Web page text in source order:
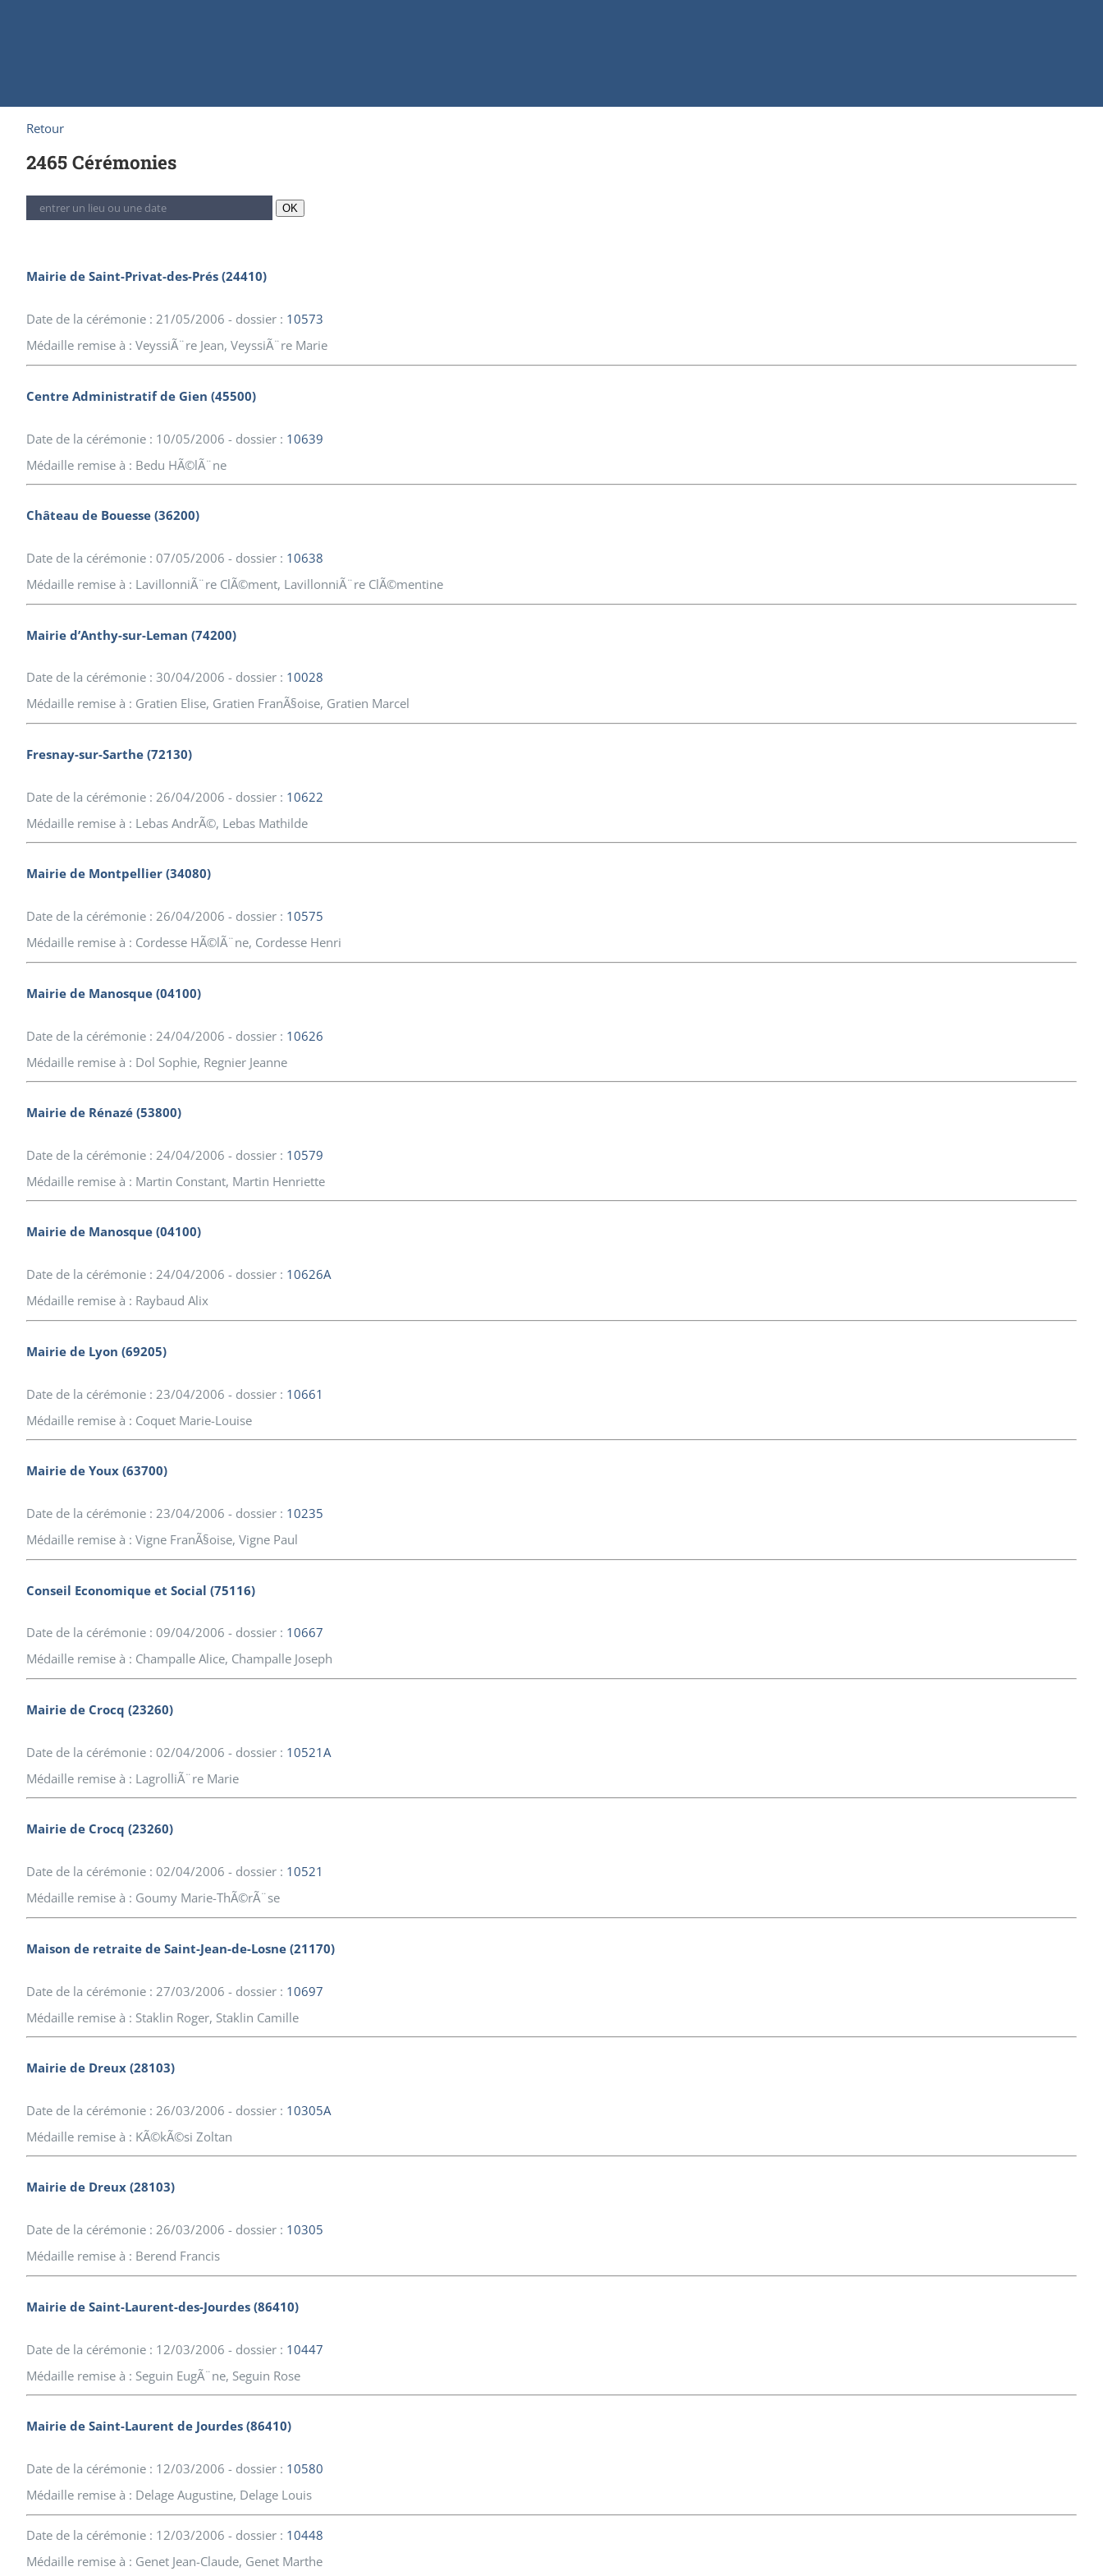
Retour
2465 Cérémonies
OK
Mairie de Saint-Privat-des-Prés (24410)
Date de la cérémonie : 21/05/2006 - dossier : 10573
Médaille remise à : VeyssiÃ¨re Jean, VeyssiÃ¨re Marie
Centre Administratif de Gien (45500)
Date de la cérémonie : 10/05/2006 - dossier : 10639
Médaille remise à : Bedu HÃ©lÃ¨ne
Château de Bouesse (36200)
Date de la cérémonie : 07/05/2006 - dossier : 10638
Médaille remise à : LavillonniÃ¨re ClÃ©ment, LavillonniÃ¨re ClÃ©mentine
Mairie d’Anthy-sur-Leman (74200)
Date de la cérémonie : 30/04/2006 - dossier : 10028
Médaille remise à : Gratien Elise, Gratien FranÃ§oise, Gratien Marcel
Fresnay-sur-Sarthe (72130)
Date de la cérémonie : 26/04/2006 - dossier : 10622
Médaille remise à : Lebas AndrÃ©, Lebas Mathilde
Mairie de Montpellier (34080)
Date de la cérémonie : 26/04/2006 - dossier : 10575
Médaille remise à : Cordesse HÃ©lÃ¨ne, Cordesse Henri
Mairie de Manosque (04100)
Date de la cérémonie : 24/04/2006 - dossier : 10626
Médaille remise à : Dol Sophie, Regnier Jeanne
Mairie de Rénazé (53800)
Date de la cérémonie : 24/04/2006 - dossier : 10579
Médaille remise à : Martin Constant, Martin Henriette
Mairie de Manosque (04100)
Date de la cérémonie : 24/04/2006 - dossier : 10626A
Médaille remise à : Raybaud Alix
Mairie de Lyon (69205)
Date de la cérémonie : 23/04/2006 - dossier : 10661
Médaille remise à : Coquet Marie-Louise
Mairie de Youx (63700)
Date de la cérémonie : 23/04/2006 - dossier : 10235
Médaille remise à : Vigne FranÃ§oise, Vigne Paul
Conseil Economique et Social (75116)
Date de la cérémonie : 09/04/2006 - dossier : 10667
Médaille remise à : Champalle Alice, Champalle Joseph
Mairie de Crocq (23260)
Date de la cérémonie : 02/04/2006 - dossier : 10521A
Médaille remise à : LagrolliÃ¨re Marie
Mairie de Crocq (23260)
Date de la cérémonie : 02/04/2006 - dossier : 10521
Médaille remise à : Goumy Marie-ThÃ©rÃ¨se
Maison de retraite de Saint-Jean-de-Losne (21170)
Date de la cérémonie : 27/03/2006 - dossier : 10697
Médaille remise à : Staklin Roger, Staklin Camille
Mairie de Dreux (28103)
Date de la cérémonie : 26/03/2006 - dossier : 10305A
Médaille remise à : KÃ©kÃ©si Zoltan
Mairie de Dreux (28103)
Date de la cérémonie : 26/03/2006 - dossier : 10305
Médaille remise à : Berend Francis
Mairie de Saint-Laurent-des-Jourdes (86410)
Date de la cérémonie : 12/03/2006 - dossier : 10447
Médaille remise à : Seguin EugÃ¨ne, Seguin Rose
Mairie de Saint-Laurent de Jourdes (86410)
Date de la cérémonie : 12/03/2006 - dossier : 10580
Médaille remise à : Delage Augustine, Delage Louis
Date de la cérémonie : 12/03/2006 - dossier : 10448
Médaille remise à : Genet Jean-Claude, Genet Marthe